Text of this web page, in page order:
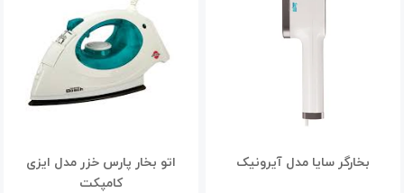
بخارگر سایا مدل آیرونیک
اتو بخار پارس خزر مدل ایزی
کامپکت